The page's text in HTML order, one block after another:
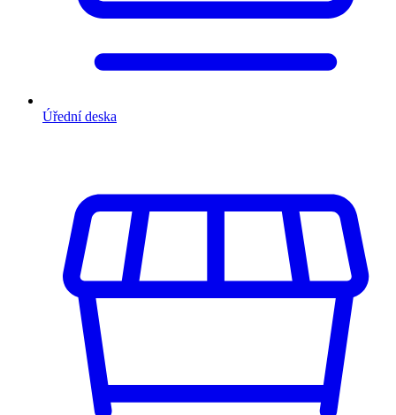
Úřední deska